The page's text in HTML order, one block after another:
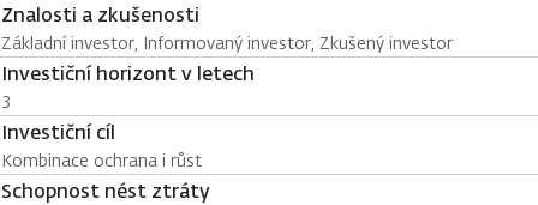
Znalosti a zkušenosti
Základní investor, Informovaný investor, Zkušený investor
Investiční horizont v letech
3
Investiční cíl
Kombinace ochrana i růst
Schopnost nést ztráty